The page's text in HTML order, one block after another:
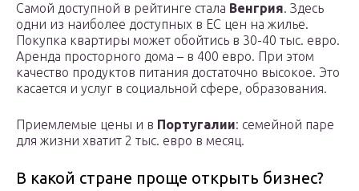
Самой доступной в рейтинге стала Венгрия. Здесь
одни из наиболее доступных в ЕС цен на жилье.
Покупка квартиры может обойтись в 30-40 тыс. евро.
Аренда просторного дома – в 400 евро. При этом
качество продуктов питания достаточно высокое. Это
касается и услуг в социальной сфере, образования.
Приемлемые цены и в Португалии: семейной паре
для жизни хватит 2 тыс. евро в месяц.
В какой стране проще открыть бизнес?